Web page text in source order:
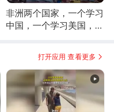
非洲两个国家，一个学习
中国，一个学习美国，结
打开应用 查看更多